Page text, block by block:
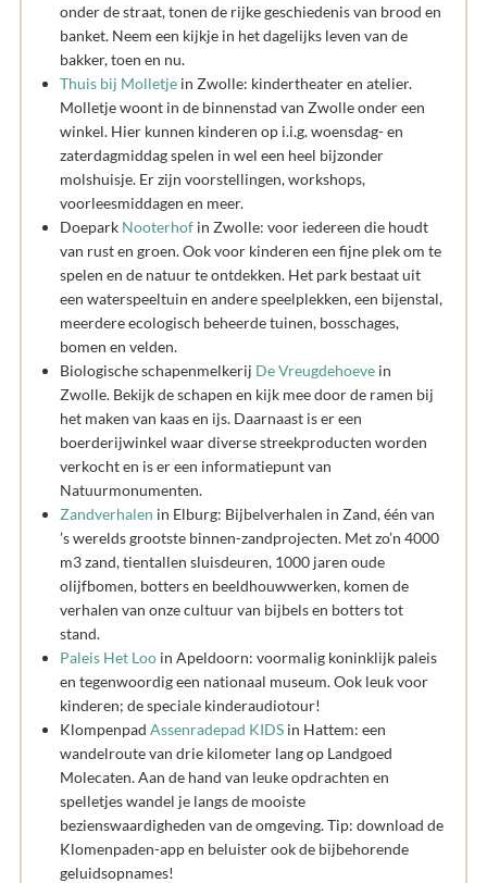
onder de straat, tonen de rijke geschiedenis van brood en
banket. Neem een kijkje in het dagelijks leven van de
bakker, toen en nu.
Thuis bij Molletje in Zwolle: kindertheater en atelier.
Molletje woont in de binnenstad van Zwolle onder een
winkel. Hier kunnen kinderen op i.i.g. woensdag- en
zaterdagmiddag spelen in wel een heel bijzonder
molshuisje. Er zijn voorstellingen, workshops,
voorleesmiddagen en meer.
Doepark Nooterhof in Zwolle: voor iedereen die houdt
van rust en groen. Ook voor kinderen een fijne plek om te
spelen en de natuur te ontdekken. Het park bestaat uit
een waterspeeltuin en andere speelplekken, een bijenstal,
meerdere ecologisch beheerde tuinen, bosschages,
bomen en velden.
Biologische schapenmelkerij De Vreugdehoeve in
Zwolle. Bekijk de schapen en kijk mee door de ramen bij
het maken van kaas en ijs. Daarnaast is er een
boerderijwinkel waar diverse streekproducten worden
verkocht en is er een informatiepunt van
Natuurmonumenten.
Zandverhalen in Elburg: Bijbelverhalen in Zand, één van
’s werelds grootste binnen-zandprojecten. Met zo’n 4000
m3 zand, tientallen sluisdeuren, 1000 jaren oude
olijfbomen, botters en beeldhouwwerken, komen de
verhalen van onze cultuur van bijbels en botters tot
stand.
Paleis Het Loo in Apeldoorn: voormalig koninklijk paleis
en tegenwoordig een nationaal museum. Ook leuk voor
kinderen; de speciale kinderaudiotour!
Klompenpad Assenradepad KIDS in Hattem: een
wandelroute van drie kilometer lang op Landgoed
Molecaten. Aan de hand van leuke opdrachten en
spelletjes wandel je langs de mooiste
bezienswaardigheden van de omgeving. Tip: download de
Klomenpaden-app en beluister ook de bijbehorende
geluidsopnames!